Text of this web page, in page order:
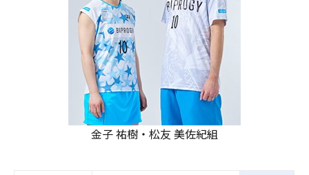
金子 祐樹・松友 美佐紀組